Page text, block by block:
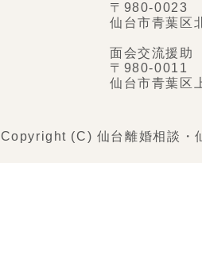
〒980-0023
仙台市青葉区
面会交流援
〒980-0011
仙台市青葉区
Copyright (C) 仙台離婚相談